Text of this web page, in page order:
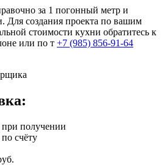
за 1 погонный метр и
Для создания проекта по вашим
стоимости кухни обратитесь к
или по т +7 (985) 856-91-64
получении
счёту